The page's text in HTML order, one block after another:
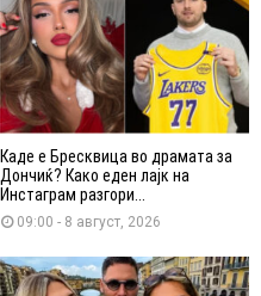
Каде е Бресквица во драмата за
Дончиќ? Како еден лајк на
Инстаграм разгори...
09:00 - 8 август, 2026